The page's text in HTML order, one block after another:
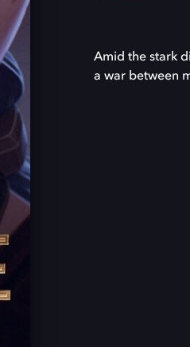
Amid the stark
a war between